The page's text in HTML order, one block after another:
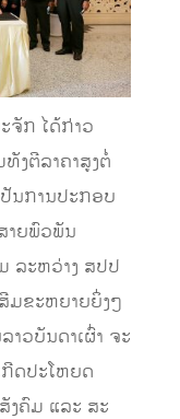
ກ ໄດ້ກ່າວ
ງຕີລາຄາສູງຕໍ່
ນການປະກອບ
າຍພົວພັນ
ລະຫວ່າງ ສປປ
ມຂະຫຍາຍຍິ່ງໆ
ວບັນດາເຜົ່າ ຈະ
ດປະໂຫຍດ
ງຄົມ ແລະ ສະ